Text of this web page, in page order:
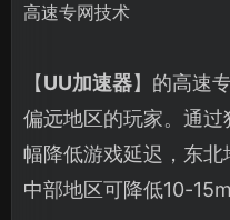
高速专网技术
【UU加速器】的高速
偏远地区的玩家。通
幅降低游戏延迟，东北
中部地区可降低10-